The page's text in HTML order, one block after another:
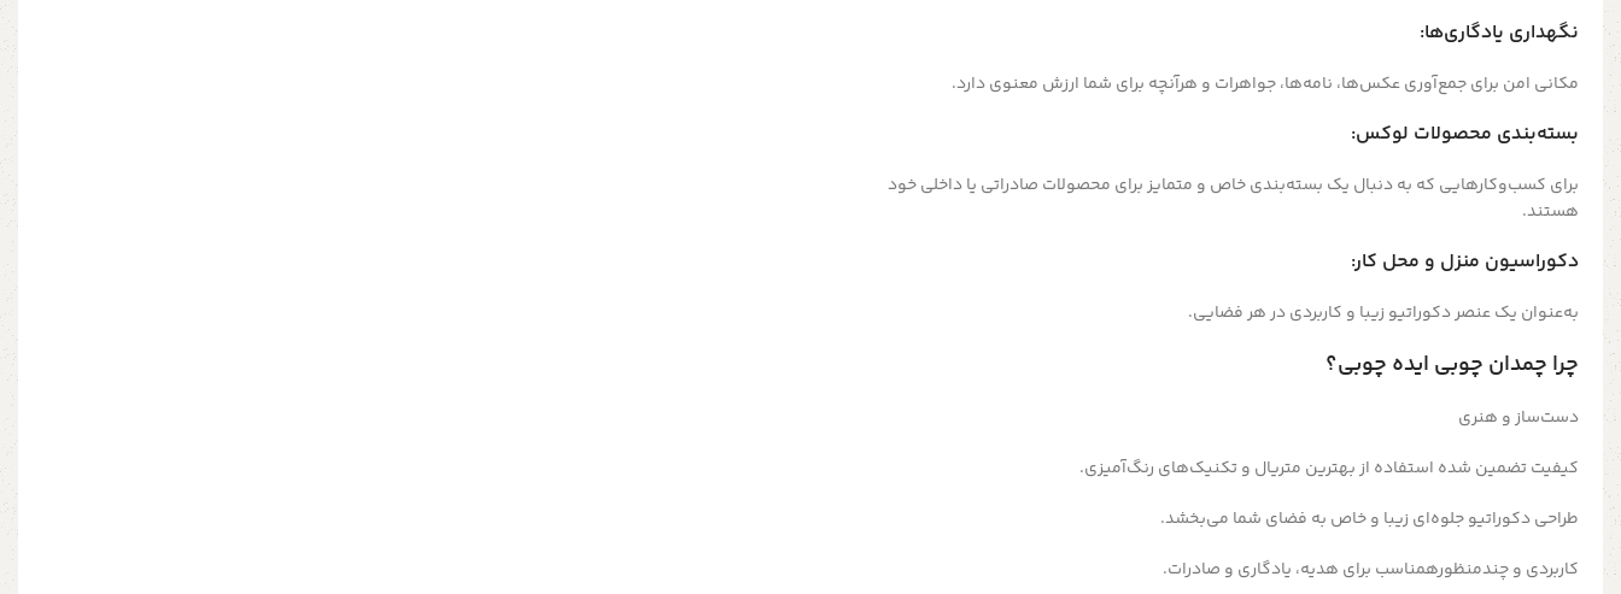
نگهداری یادگاری‌ها:
مکانی امن برای جمع‌آوری عکس‌ها، نامه‌ها، جواهرات و هرآنچه برای شما ارزش معنوی دارد.
بسته‌بندی محصولات لوکس:
برای کسب‌وکارهایی که به دنبال یک بسته‌بندی خاص و متمایز برای محصولات صادراتی یا داخلی خود
هستند.
دکوراسیون منزل و محل کار:
به‌عنوان یک عنصر دکوراتیو زیبا و کاربردی در هر فضایی.
چرا چمدان چوبی ایده چوبی؟
دست‌ساز و هنری
کیفیت تضمین شده استفاده از بهترین متریال و تکنیک‌های رنگ‌آمیزی.
طراحی دکوراتیو جلوه‌ای زیبا و خاص به فضای شما می‌بخشد.
کاربردی و چندمنظورهمناسب برای هدیه، یادگاری و صادرات.